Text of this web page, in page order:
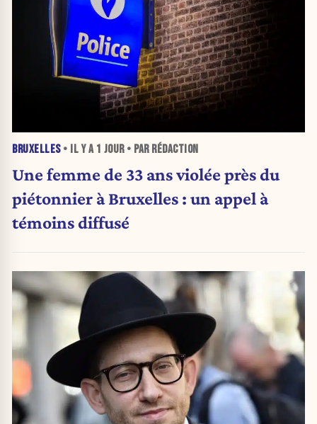
BRUXELLES• IL Y A 1 JOUR• PAR RÉDACTION
Une femme de 33 ans violée près du
piétonnier à Bruxelles : un appel à
témoins diffusé